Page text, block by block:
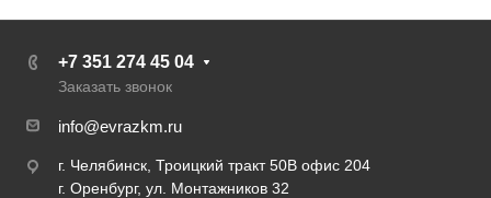
+7 351 274 45 04
Заказать звонок
info@evrazkm.ru
г. Челябинск, Троицкий тракт 50В офис 204
г. Оренбург, ул. Монтажников 32